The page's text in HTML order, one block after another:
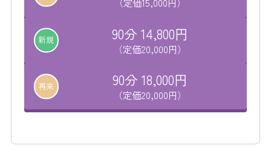
（定価15,000円）
新規 90分 14,800円
（定価20,000円）
再来 90分 18,000円
（定価20,000円）